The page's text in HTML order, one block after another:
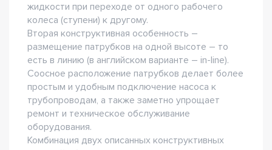
жидкости при переходе от одного рабочего
колеса (ступени) к другому.
Вторая конструктивная особенность –
размещение патрубков на одной высоте – то
есть в линию (в английском варианте – in-line).
Соосное расположение патрубков делает более
простым и удобным подключение насоса к
трубопроводам, а также заметно упрощает
ремонт и техническое обслуживание
оборудования.
Комбинация двух описанных конструктивных